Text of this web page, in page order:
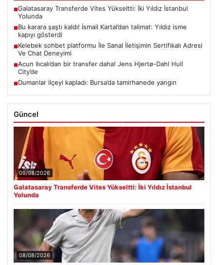
■Galatasaray Transferde Vites Yükseltti: İki Yıldız İstanbul
Yolunda
■Bu karara şaştı kaldı! İsmail Kartal’dan talimat: Yıldız isme
kapıyı gösterdi
■Kelebek sohbet platformu İle Sanal İletişimin Sertifikalı Adresi
Ve Chat Deneyimi
■Acun Ilıcalı’dan bir transfer daha! Jens Hjertø-Dahl Hull
City’de
■Dumanlar ilçeyi kapladı: Bursa’da tamirhanede yangın
Güncel
09/08/2026
Galatasaray Transferde Vites Yükseltti: İki Yıldız İstanbul
Yolunda
08/08/2026